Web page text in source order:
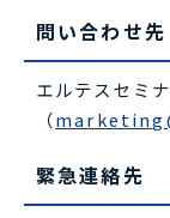
問い合わせ先
エルテスセミ
（
緊急連絡先